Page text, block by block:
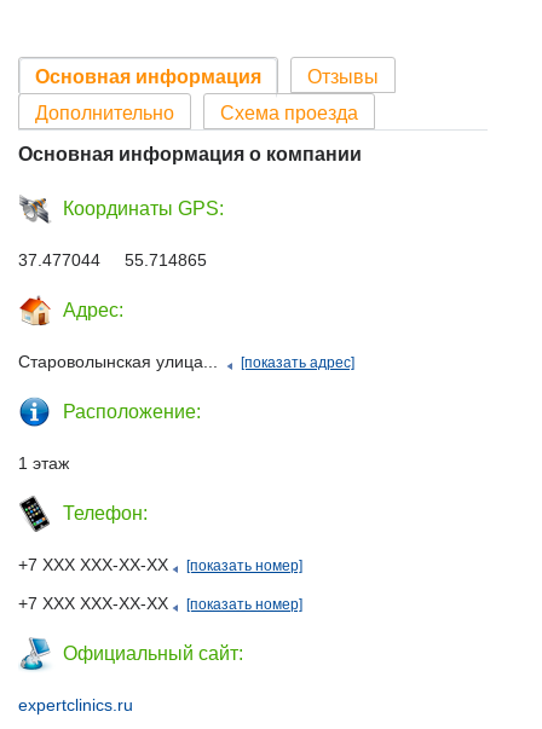
Основная информация
Отзывы
Дополнительно
Схема проезда
Основная информация о компании
Координаты GPS:
37.477044 55.714865
Адрес:
Староволынская улица... [показать адрес]
Расположение:
1 этаж
Телефон:
+7 ХХХ ХХХ-ХХ-ХХ [показать номер]
+7 ХХХ ХХХ-ХХ-ХХ [показать номер]
Официальный сайт:
expertclinics.ru